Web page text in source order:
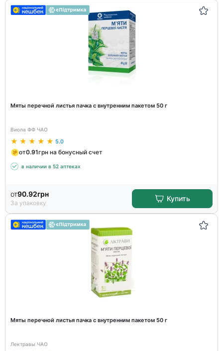
Мяты перечной листья пачка с внутренним пакетом 50 г
Виола ФФ ЧАО
5.0
от0.91грн на бонусный счет
в наличии в 52 аптеках
от90.92грн
За упаковку
Купить
Мяты перечной листья пачка с внутренним пакетом 50 г
Лектравы ЧАО